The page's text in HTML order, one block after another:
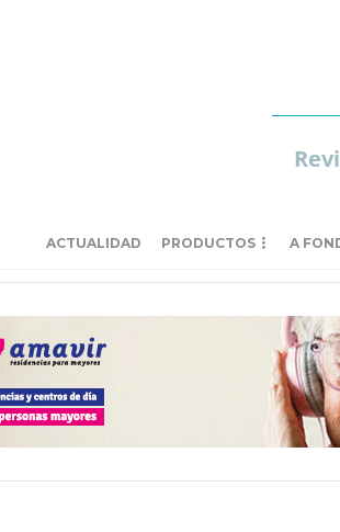
ACTUALIDAD PRODUCTOS A